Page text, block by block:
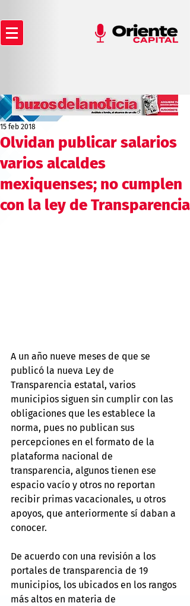
Olvidan publicar salarios
varios alcaldes
mexiquenses; no cumplen
con la ley de Transparencia
15 feb 2018
A un año nueve meses de que se
publicó la nueva Ley de
Transparencia estatal, varios
municipios siguen sin cumplir con las
obligaciones que les establece la
norma, pues no publican sus
percepciones en el formato de la
plataforma nacional de
transparencia, algunos tienen ese
espacio vacío y otros no reportan
recibir primas vacacionales, u otros
apoyos, que anteriormente sí daban a
conocer.
De acuerdo con una revisión a los
portales de transparencia de 19
municipios, los ubicados en los rangos
más altos en materia de